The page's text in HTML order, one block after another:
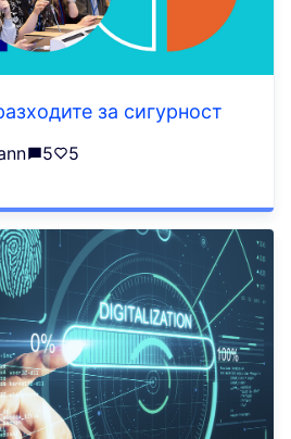
за сигурност
5 5